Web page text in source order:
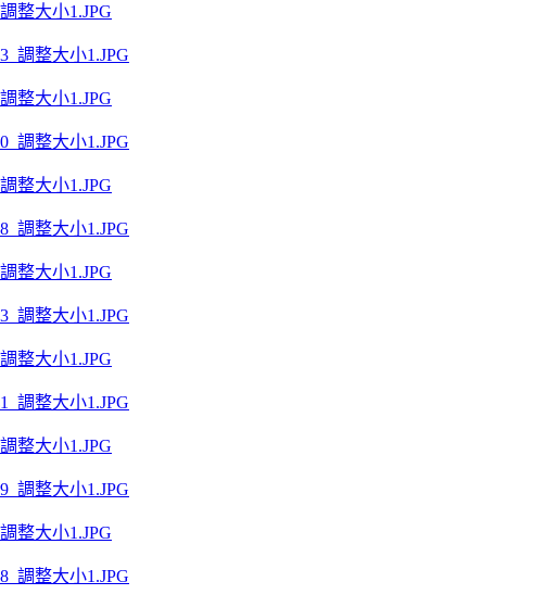
整大小1.JPG
整大小1.JPG
整大小1.JPG
整大小1.JPG
整大小1.JPG
整大小1.JPG
整大小1.JPG